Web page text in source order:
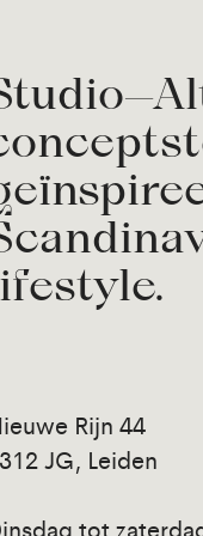
Rijn 44
JG, Leiden
tot